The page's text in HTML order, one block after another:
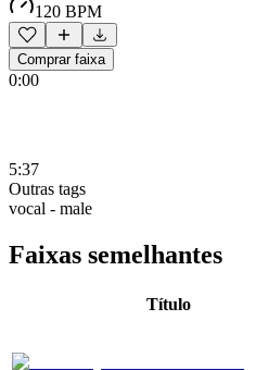
120 BPM
Comprar faixa
0:00
5:37
Outras tags
vocal - male
Faixas semelhantes
Título